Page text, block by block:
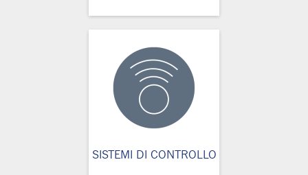
SISTEMI DI CONTROLLO